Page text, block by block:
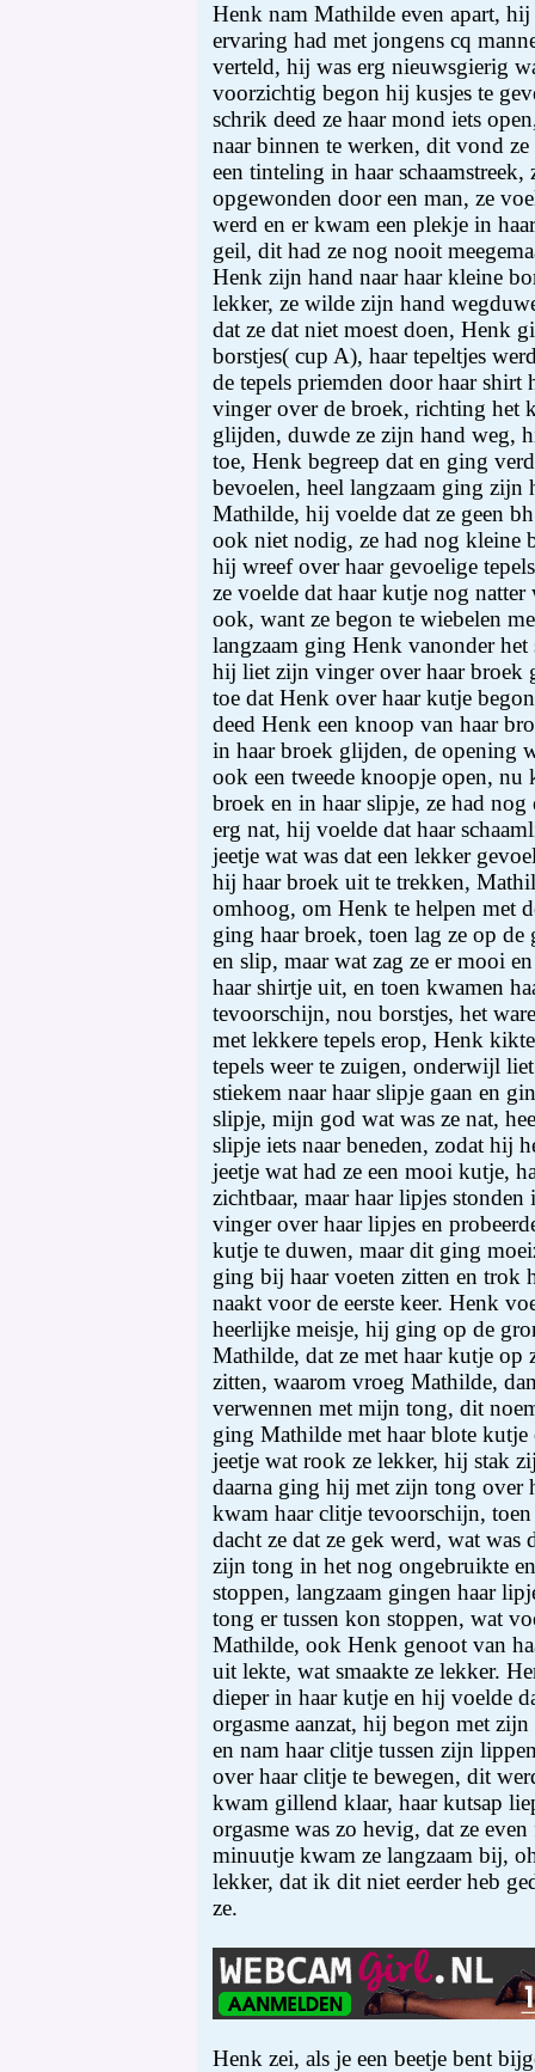
Henk nam Mathilde even apart,
ervaring had met jongens cq
verteld, hij was erg nieuwsgierig
voorzichtig begon hij kusjes te
schrik deed ze haar mond iets
naar binnen te werken, dit vond
een tinteling in haar schaamstreek,
opgewonden door een man, ze
werd en er kwam een plekje in
geil, dit had ze nog nooit
Henk zijn hand naar haar kleine
lekker, ze wilde zijn hand
dat ze dat niet moest doen, Henk
borstjes( cup A), haar tepeltjes
de tepels priemden door haar shirt
vinger over de broek, richting het
glijden, duwde ze zijn hand weg,
toe, Henk begreep dat en ging
bevoelen, heel langzaam ging zijn
Mathilde, hij voelde dat ze geen
ook niet nodig, ze had nog kleine
hij wreef over haar gevoelige
ze voelde dat haar kutje nog
ook, want ze begon te wiebelen
langzaam ging Henk vanonder het
hij liet zijn vinger over haar broek
toe dat Henk over haar kutje
deed Henk een knoop van haar
in haar broek glijden, de opening
ook een tweede knoopje open, nu
broek en in haar slipje, ze had
erg nat, hij voelde dat haar
jeetje wat was dat een lekker
hij haar broek uit te trekken,
omhoog, om Henk te helpen met
ging haar broek, toen lag ze op de
en slip, maar wat zag ze er mooi
haar shirtje uit, en toen kwamen
tevoorschijn, nou borstjes, het
met lekkere tepels erop, Henk
tepels weer te zuigen, onderwijl
stiekem naar haar slipje gaan en
slipje, mijn god wat was ze nat,
slipje iets naar beneden, zodat hij
jeetje wat had ze een mooi kutje,
zichtbaar, maar haar lipjes
vinger over haar lipjes en
kutje te duwen, maar dit ging
ging bij haar voeten zitten en trok
naakt voor de eerste keer. Henk
heerlijke meisje, hij ging op de
Mathilde, dat ze met haar kutje op
zitten, waarom vroeg Mathilde,
verwennen met mijn tong, dit
ging Mathilde met haar blote
jeetje wat rook ze lekker, hij stak
daarna ging hij met zijn tong over
kwam haar clitje tevoorschijn,
dacht ze dat ze gek werd, wat was
zijn tong in het nog ongebruikte
stoppen, langzaam gingen haar
tong er tussen kon stoppen, wat
Mathilde, ook Henk genoot van
uit lekte, wat smaakte ze lekker.
dieper in haar kutje en hij voelde
orgasme aanzat, hij begon met
en nam haar clitje tussen zijn
over haar clitje te bewegen, dit
kwam gillend klaar, haar kutsap
orgasme was zo hevig, dat ze
minuutje kwam ze langzaam bij,
lekker, dat ik dit niet eerder heb
ze.
Henk zei, als je een beetje bent